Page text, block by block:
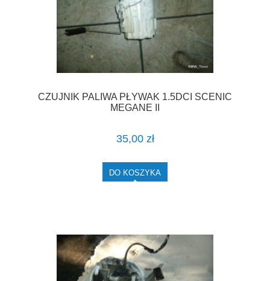
CZUJNIK PALIWA PŁYWAK 1.5DCI SCENIC
MEGANE II
35,00 zł
DO KOSZYKA